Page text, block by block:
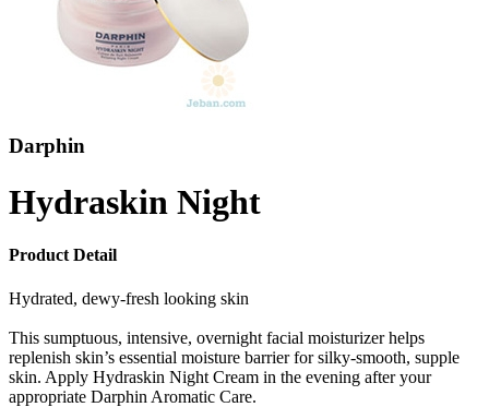
Darphin
Hydraskin Night
Product Detail
Hydrated, dewy-fresh looking skin
This sumptuous, intensive, overnight facial moisturizer helps
replenish skin’s essential moisture barrier for silky-smooth, supple
skin. Apply Hydraskin Night Cream in the evening after your
appropriate Darphin Aromatic Care.